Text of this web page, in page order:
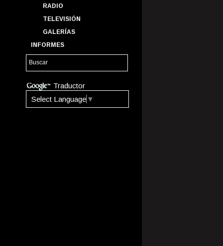
RADIO
TELEVISIÓN
GALERÍAS
INFORMES
Traductor
Select Language ▼